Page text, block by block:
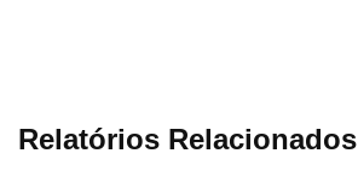
Relatórios Relacionados